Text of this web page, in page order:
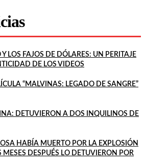
Y LOS FAJOS DE DÓLARES: UN PERITAJE
DE LOS VIDEOS
“MALVINAS: LEGADO DE SANGRE”
DETUVIERON A DOS INQUILINOS DE
HABÍA MUERTO POR LA EXPLOSIÓN
MESES DESPUÉS LO DETUVIERON POR